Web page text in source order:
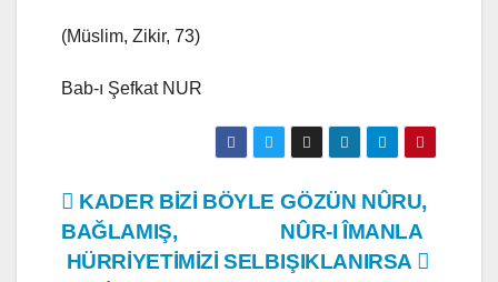
(Müslim, Zikir, 73)
Bab-ı Şefkat NUR
Yazı
gezinmesi
GÖZÜN NÛRU,
NÛR-I ÎMANLA
IŞIKLANIRSA
KADER BİZİ BÖYLE
BAĞLAMIŞ,
HÜRRİYETİMİZİ SELB